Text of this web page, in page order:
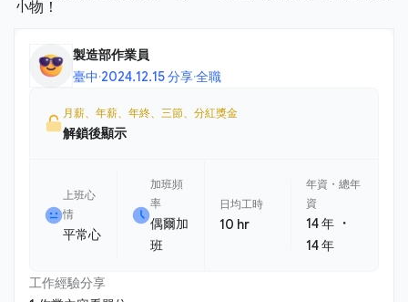
製造部作業員
臺中·2024.12.15 分享·全職
月薪、年薪、年終、三節、分紅獎金
解鎖後顯示
上班心
情
平常心
加班頻
率
偶爾加
班
日均工時
10 hr
年資・總年
資
14 年 ・
14 年
工作經驗分享